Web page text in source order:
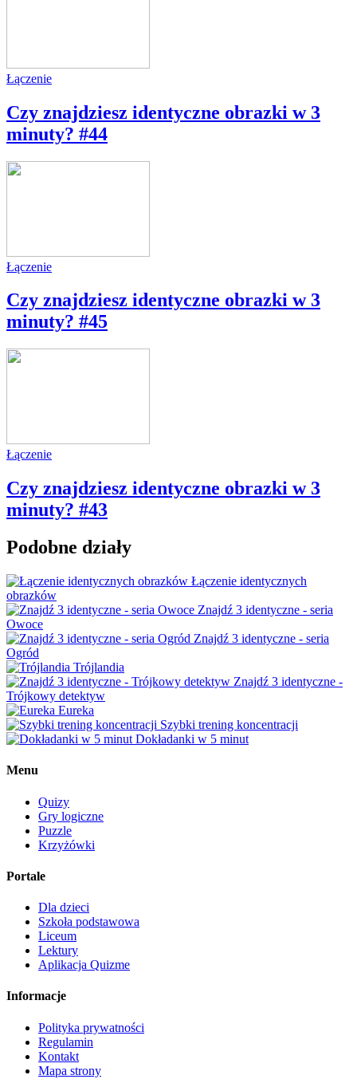
Łączenie
Czy znajdziesz identyczne obrazki w 3
minuty? #44
Łączenie
Czy znajdziesz identyczne obrazki w 3
minuty? #45
Łączenie
Czy znajdziesz identyczne obrazki w 3
minuty? #43
Podobne działy
Łączenie identycznych
obrazków
Znajdź 3 identyczne - seria
Owoce
Znajdź 3 identyczne - seria
Ogród
Trójlandia
Znajdź 3 identyczne -
Trójkowy detektyw
Eureka
Szybki trening koncentracji
Dokładanki w 5 minut
Menu
Quizy
Gry logiczne
Puzzle
Krzyżówki
Portale
Dla dzieci
Szkoła podstawowa
Liceum
Lektury
Aplikacja Quizme
Informacje
Polityka prywatności
Regulamin
Kontakt
Mapa strony